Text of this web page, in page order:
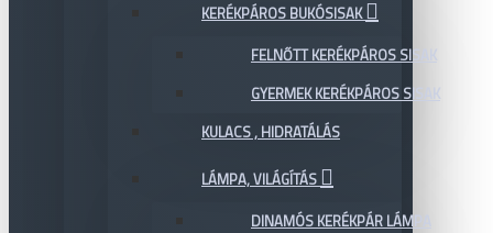
KERÉKPÁROS BUKÓSISAK
FELNŐTT KERÉKPÁROS SISAK
GYERMEK KERÉKPÁROS SISAK
KULACS , HIDRATÁLÁS
LÁMPA, VILÁGÍTÁS
DINAMÓS KERÉKPÁR LÁMPA